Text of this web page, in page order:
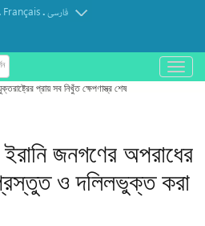
Français.فارسی
باز
و
জনগণের অপরাধের
ও দলিলভুক্ত করা